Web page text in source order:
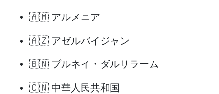
🇦🇲 アルメニア
🇦🇿 アゼルバイジャン
🇧🇳 ブルネイ・ダルサラーム
🇨🇳 中華人民共和国